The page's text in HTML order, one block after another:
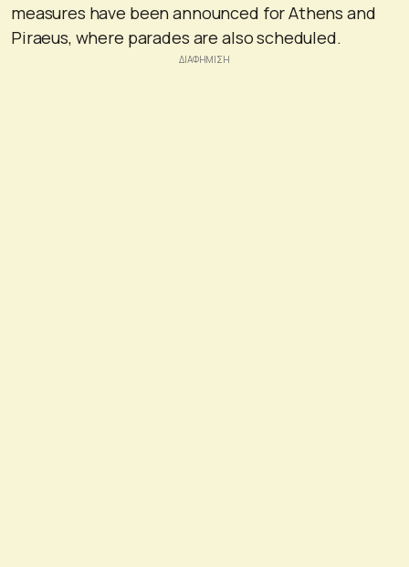
measures have been announced for Athens and
Piraeus, where parades are also scheduled.